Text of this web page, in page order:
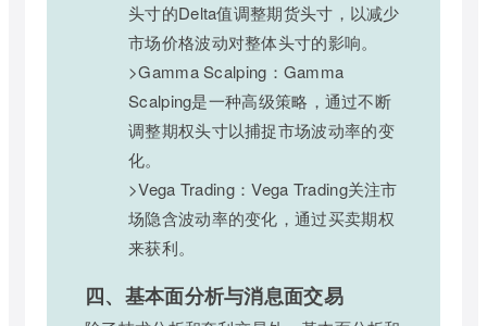
头寸的Delta值调整期货头寸，以减少
市场价格波动对整体头寸的影响。
>Gamma Scalping：Gamma
Scalping是一种高级策略，通过不断
调整期权头寸以捕捉市场波动率的变
化。
>Vega Trading：Vega Trading关注市
场隐含波动率的变化，通过买卖期权
来获利。
四、基本面分析与消息面交易